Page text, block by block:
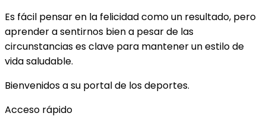
Es fácil pensar en la felicidad como un resultado, pero
aprender a sentirnos bien a pesar de las
circunstancias es clave para mantener un estilo de
vida saludable.
Bienvenidos a su portal de los deportes.
Acceso rápido